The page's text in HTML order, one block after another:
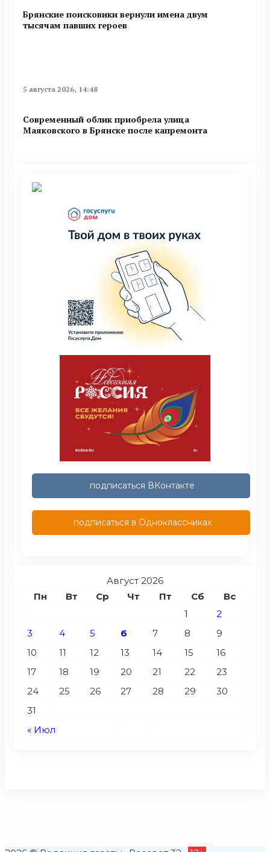
Брянские поисковики вернули имена двум
тысячам павших героев
5 августа 2026, 14:48
Современный облик приобрела улица
Маяковского в Брянске после капремонта
подписаться ВКонтакте
подписаться в Одноклассниках
Август 2026
Пн
Вт Ср Чт Пт Сб Вс
« Июл
1
2
3
4 5 6 7 8
9
10
11 12 13 14 15
16
17
18 19 20 21 22
23
24
25 26 27 28 29
30
31